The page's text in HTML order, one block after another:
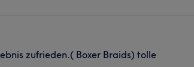
zufrieden.( Boxer Braids) tolle